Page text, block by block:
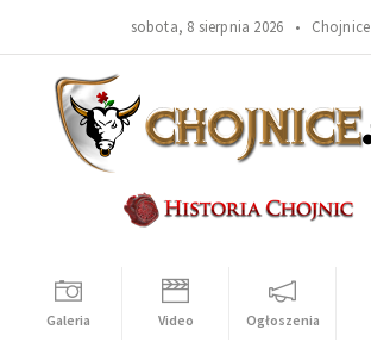
sobota, 8 sierpnia 2026 • Chojnice
Galeria Video Ogłoszenia